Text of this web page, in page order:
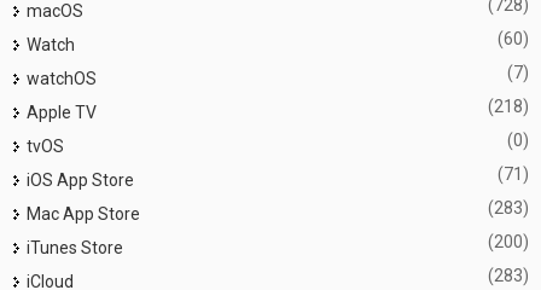
macOS (728)
Watch (60)
watchOS (7)
Apple TV (218)
tvOS (0)
iOS App Store (71)
Mac App Store (283)
iTunes Store (200)
iCloud (283)